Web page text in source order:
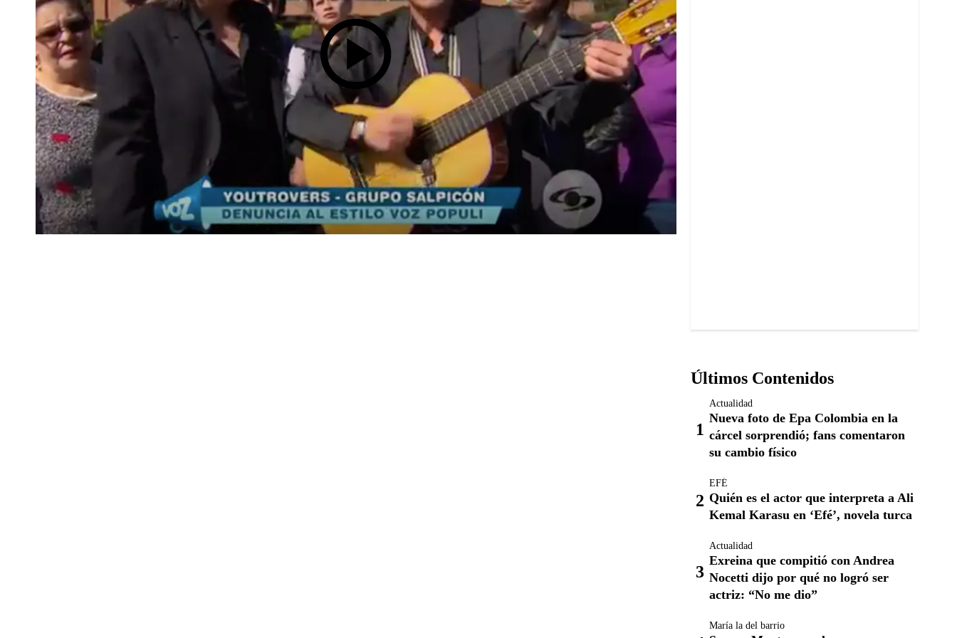
Últimos Contenidos
Actualidad
Nueva foto de Epa Colombia en la
cárcel sorprendió; fans comentaron
su cambio físico
EFÉ
Quién es el actor que interpreta a Ali
Kemal Karasu en ‘Efé’, novela turca
Actualidad
Exreina que compitió con Andrea
Nocetti dijo por qué no logró ser
actriz: “No me dio”
María la del barrio